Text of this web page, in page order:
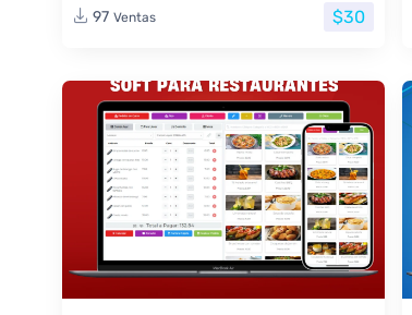
97 Ventas $30